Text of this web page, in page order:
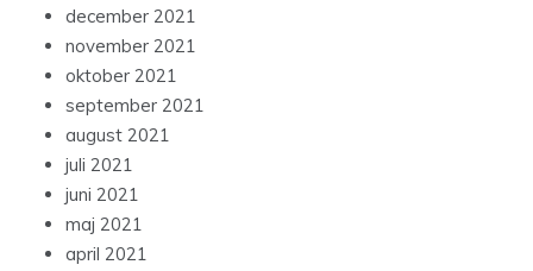
december 2021
november 2021
oktober 2021
september 2021
august 2021
juli 2021
juni 2021
maj 2021
april 2021